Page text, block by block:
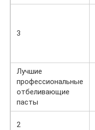
3
Лучшие
профессиональные
отбеливающие
пасты
2